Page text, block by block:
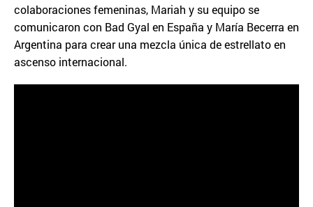
colaboraciones femeninas, Mariah y su equipo se
comunicaron con Bad Gyal en España y María Becerra en
Argentina para crear una mezcla única de estrellato en
ascenso internacional.